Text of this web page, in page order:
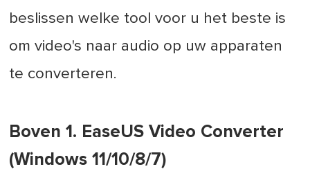
beslissen welke tool voor u het beste is
om video's naar audio op uw apparaten
te converteren.
Boven 1. EaseUS Video Converter
(Windows 11/10/8/7)